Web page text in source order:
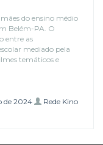
do ensino médio
Belém-PA. O
entre as
mediado pela
temáticos e
de 2024 Rede Kino